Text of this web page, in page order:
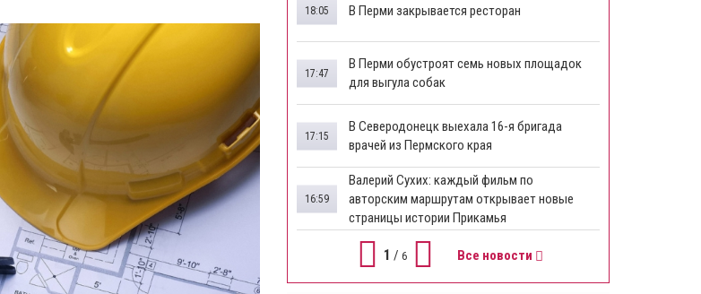
В Перми закрывается ресторан
18:05
​В Перми обустроят семь новых площадок
для выгула собак
17:47
В Северодонецк выехала 16-я бригада
врачей из Пермского края
17:15
​Валерий Сухих: каждый фильм по
авторским маршрутам открывает новые
страницы истории Прикамья
16:59
1 / 6 Все новости